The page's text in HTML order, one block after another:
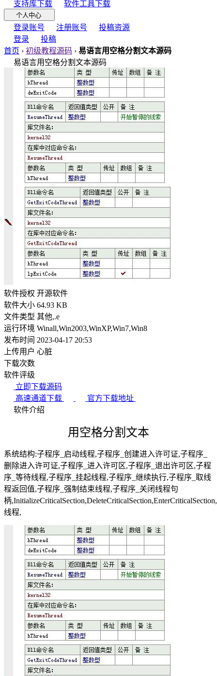
支持库下载 软件工具下载
个人中心
登录账号 注册账号
投稿资源
登录
投稿
首页 › 初级教程源码 › 易语言用空格分割文本源码
易语言用空格分割文本源码
软件授权 开源软件
软件大小 64.93 KB
文件类型 其他,.e
运行环境 Winall,Win2003,WinXP,Win7,Win8
发布时间 2023-04-17 20:53
上传用户 心脏
下载次数
软件评级
立即下载源码
高速通道下载
官方下载地址
软件介绍
用空格分割文本
系统结构:子程序_启动线程,子程序_创建进入许可证,子程序_
删除进入许可证,子程序_进入许可区,子程序_退出许可区,子程
序_等待线程,子程序_挂起线程,子程序_继续执行,子程序_取线
程返回值,子程序_强制结束线程,子程序_关闭线程句
柄
线程,